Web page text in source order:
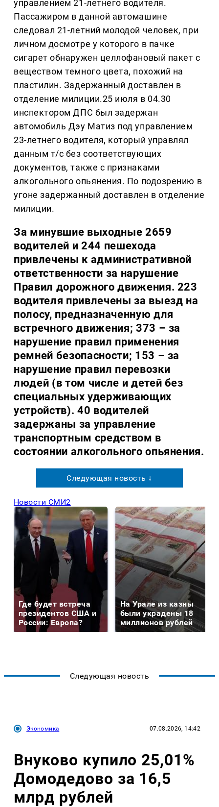
управлением 21-летнего водителя.
Пассажиром в данной автомашине
следовал 21-летний молодой человек, при
личном досмотре у которого в пачке
сигарет обнаружен целлофановый пакет с
веществом темного цвета, похожий на
пластилин. Задержанный доставлен в
отделение милиции.25 июля в 04.30
инспектором ДПС был задержан
автомобиль Дэу Матиз под управлением
23-летнего водителя, который управлял
данным т/с без соответствующих
документов, также с признаками
алкогольного опьянения. По подозрению в
угоне задержанный доставлен в отделение
милиции.
За минувшие выходные 2659
водителей и 244 пешехода
привлечены к административной
ответственности за нарушение
Правил дорожного движения. 223
водителя привлечены за выезд на
полосу, предназначенную для
встречного движения; 373 – за
нарушение правил применения
ремней безопасности; 153 – за
нарушение правил перевозки
людей (в том числе и детей без
специальных удерживающих
устройств). 40 водителей
задержаны за управление
транспортным средством в
состоянии алкогольного опьянения.
Следующая новость ↓
Новости СМИ2
Где будет встреча
президентов США и
России: Европа?
На Урале из казны
были украдены 18
миллионов рублей
Следующая новость
Экономика 07.08.2026, 14:42
Внуково купило 25,01%
Домодедово за 16,5
млрд рублей